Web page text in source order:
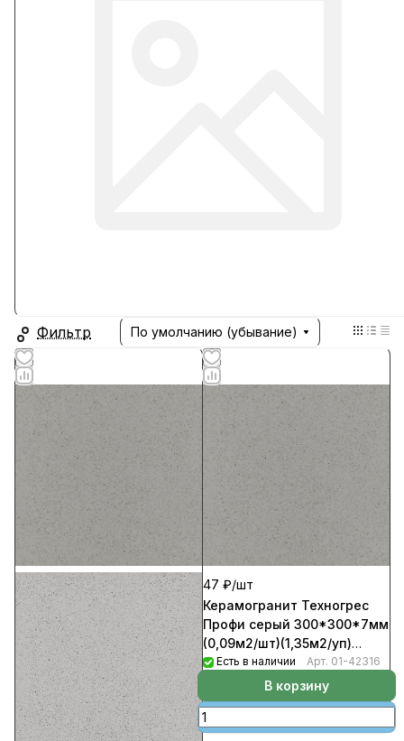
Фильтр По умолчанию (убывание)
47 ₽/шт
Керамогранит Техногрес
Профи серый 300*300*7мм
(0,09м2/шт)(1,35м2/уп)
(15шт/уп)(780шт/пал) 2Сорт
Есть в наличии Арт. 01-42316
В корзину